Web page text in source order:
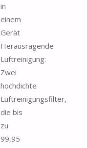
in
einem
Gerät
Herausragende
Luftreinigung:
Zwei
hochdichte
Luftreinigungsfilter,
die bis
zu
99,95